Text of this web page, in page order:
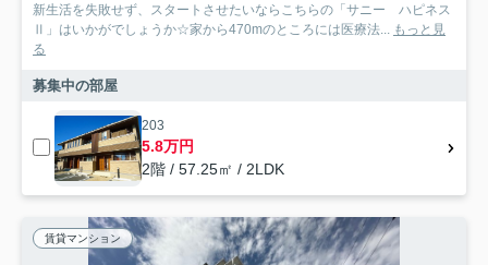
新生活を失敗せず、スタートさせたいならこちらの「サニー ハピネス
Ⅱ」はいかがでしょうか☆家から470mのところには医療法...
もっと見
る
募集中の部屋
203
5.8万円
2階 / 57.25㎡ / 2LDK
賃貸マンション